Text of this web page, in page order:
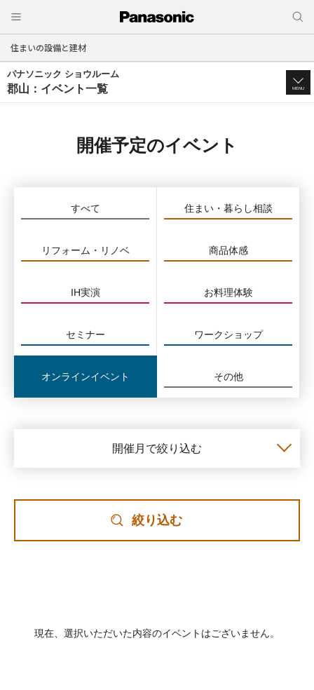
住まいの設備と建材
パナソニック ショウルーム
郡山：イベント一覧 MENU
開催予定のイベント
すべて 住まい・暮らし相談
リフォーム・リノベ 商品体感
IH実演 お料理体験
セミナー ワークショップ
オンラインイベント その他
開催月で絞り込む
絞り込む
現在、選択いただいた内容のイベントはございません。